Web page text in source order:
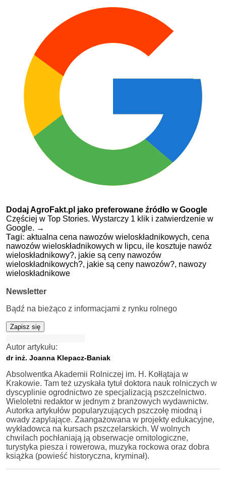
Dodaj AgroFakt.pl jako preferowane źródło w Google
Częściej w Top Stories. Wystarczy 1 klik i zatwierdzenie w
Google. →
Tagi: aktualna cena nawozów wieloskładnikowych, cena
nawozów wieloskładnikowych w lipcu, ile kosztuje nawóz
wieloskładnikowy?, jakie są ceny nawozów
wieloskładnikowych?, jakie są ceny nawozów?, nawozy
wieloskładnikowe
Newsletter
Bądź na bieżąco z informacjami z rynku rolnego
Zapisz się
Autor artykułu:
dr inż. Joanna Klepacz-Baniak
Absolwentka Akademii Rolniczej im. H. Kołłątaja w
Krakowie. Tam też uzyskała tytuł doktora nauk rolniczych w
dyscyplinie ogrodnictwo ze specjalizacją pszczelnictwo.
Wieloletni redaktor w jednym z branżowych wydawnictw.
Autorka artykułów popularyzujących pszczołę miodną i
owady zapylające. Zaangażowana w projekty edukacyjne,
wykładowca na kursach pszczelarskich. W wolnych
chwilach pochłaniają ją obserwacje ornitologiczne,
turystyka piesza i rowerowa, muzyka rockowa oraz dobra
książka (powieść historyczna, kryminał).